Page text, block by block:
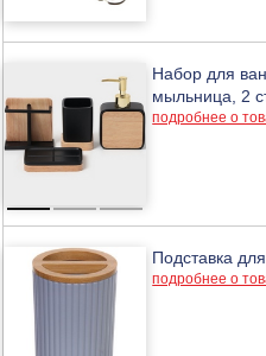
Набор для
мыльница, 2
подробнее о
Подставка
подробнее о